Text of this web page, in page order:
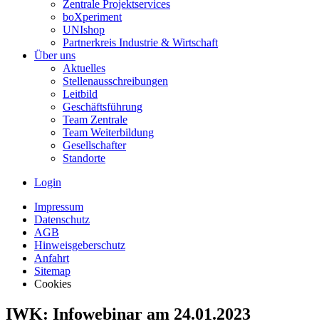
Zentrale Projektservices
boXperiment
UNIshop
Partnerkreis Industrie & Wirtschaft
Über uns
Aktuelles
Stellenausschreibungen
Leitbild
Geschäftsführung
Team Zentrale
Team Weiterbildung
Gesellschafter
Standorte
Login
Impressum
Datenschutz
AGB
Hinweisgeberschutz
Anfahrt
Sitemap
Cookies
IWK: Infowebinar am 24.01.2023